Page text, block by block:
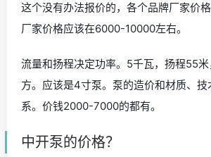
这个没有办法报价的，各个品牌厂家价
厂家价格应该在6000-10000左右。
流量和扬程决定功率。5千瓦，扬程55
方。应该是4寸泵。泵的造价和材质、技
系。价钱2000-7000的都有。
中开泵的价格？